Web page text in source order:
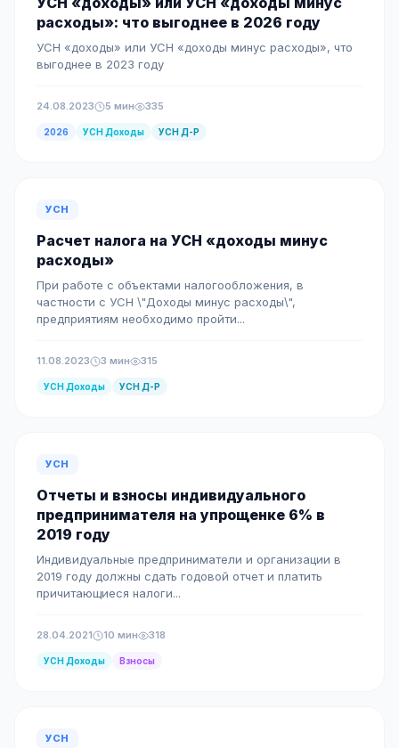
расходы»: что выгоднее в 2026 году
УСН «доходы» или УСН «доходы минус расходы», что
выгоднее в 2023 году
24.08.2023 5 мин 335
2026 УСН Доходы УСН Д-Р
УСН
Расчет налога на УСН «доходы минус
расходы»
При работе с объектами налогообложения, в
частности с УСН \"Доходы минус расходы\",
предприятиям необходимо пройти...
11.08.2023 3 мин 315
УСН Доходы УСН Д-Р
УСН
Отчеты и взносы индивидуального
предпринимателя на упрощенке 6% в
2019 году
Индивидуальные предприниматели и организации в
2019 году должны сдать годовой отчет и платить
причитающиеся налоги...
28.04.2021 10 мин 318
УСН Доходы Взносы
УСН